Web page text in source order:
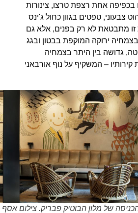
אחת רצפת טרצו, צינורות
טפטים בגוון כחול ג'ינס
מתבטאת לא רק בפנים, אלא גם
ירוקה המוקפת בבטון ובגג
גדושה בין היתר בצמחיה
– המשקיף על נוף אורבאני
של מלון הבוטיק פבריק. צילום אסף